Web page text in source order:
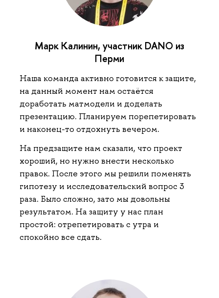
Марк Калинин, участник DANO из
Перми
Наша команда активно готовится к защите,
на данный момент нам остаётся
доработать матмодели и доделать
презентацию. Планируем порепетировать
и наконец-то отдохнуть вечером.
На предзащите нам сказали, что проект
хороший, но нужно внести несколько
правок. После этого мы решили поменять
гипотезу и исследовательский вопрос 3
раза. Было сложно, зато мы довольны
результатом. На защиту у нас план
простой: отрепетировать с утра и
спокойно все сдать.